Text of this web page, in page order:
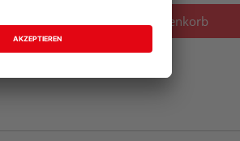
In den Warenkorb